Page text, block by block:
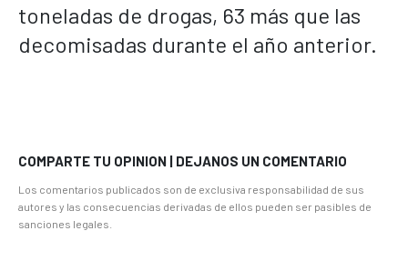
toneladas de drogas, 63 más que las
decomisadas durante el año anterior.
COMPARTE TU OPINION | DEJANOS UN COMENTARIO
Los comentarios publicados son de exclusiva responsabilidad de sus
autores y las consecuencias derivadas de ellos pueden ser pasibles de
sanciones legales.